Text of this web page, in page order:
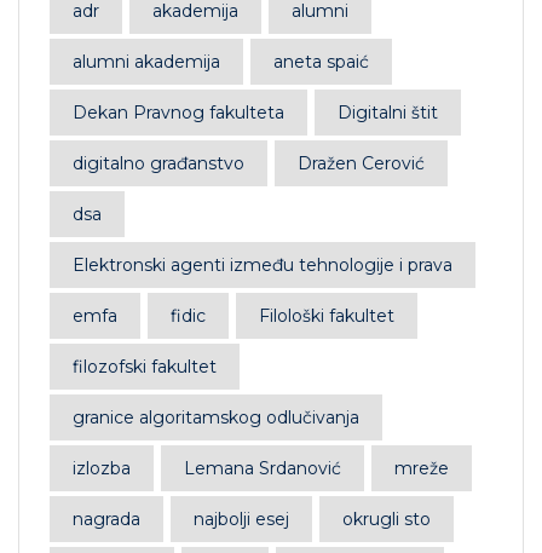
adr akademija alumni
alumni akademija aneta spaić
Dekan Pravnog fakulteta Digitalni štit
digitalno građanstvo Dražen Cerović
dsa
Elektronski agenti između tehnologije i prava
emfa fidic Filološki fakultet
filozofski fakultet
granice algoritamskog odlučivanja
izlozba Lemana Srdanović mreže
nagrada najbolji esej okrugli sto